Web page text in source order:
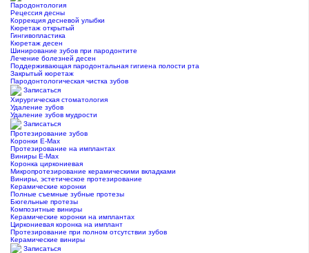
Пародонтология
Рецессия десны
Коррекция десневой улыбки
Кюретаж открытый
Гингивопластика
Кюретаж десен
Шинирование зубов при пародонтите
Лечение болезней десен
Поддерживающая пародонтальная гигиена полости рта
Закрытый кюретаж
Пародонтологическая чистка зубов
Записаться
Хирургическая стоматология
Удаление зубов
Удаление зубов мудрости
Записаться
Протезирование зубов
Коронки E-Max
Протезирование на имплантах
Виниры E-Max
Коронка циркониевая
Микропротезирование керамическими вкладками
Виниры, эстетическое протезирование
Керамические коронки
Полные съемные зубные протезы
Бюгельные протезы
Композитные виниры
Керамические коронки на имплантах
Циркониевая коронка на имплант
Протезирование при полном отсутствии зубов
Керамические виниры
Записаться